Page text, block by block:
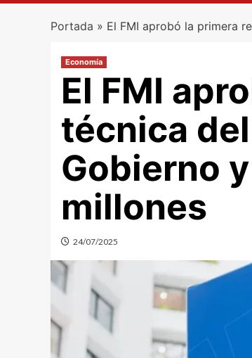
Portada » El FMI aprobó la primera
Economía
El FMI
técnica
Gobierno
millones
24/07/2025